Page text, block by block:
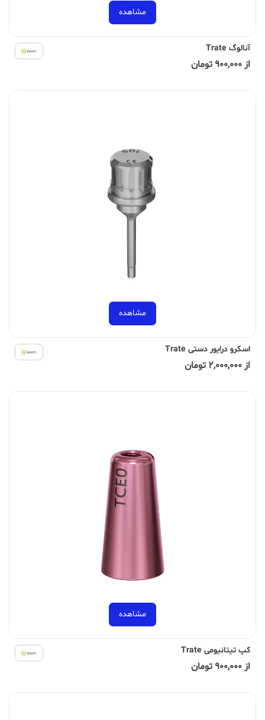
مشاهده
آنالوگ Trate
از 900,000 تومان
مشاهده
اسکرو درایور دستی Trate
از 2,000,000 تومان
مشاهده
کپ تیتانیومی Trate
از 900,000 تومان